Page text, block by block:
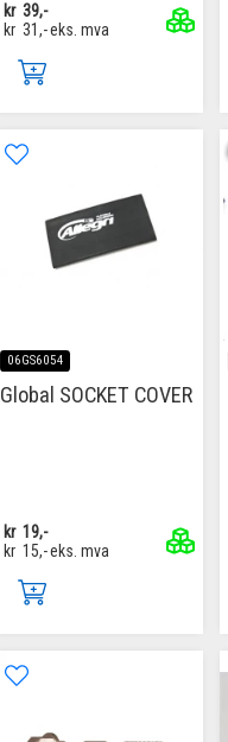
kr 39,-
kr 31,-eks. mva
06GS6054
Global SOCKET COVER
kr 19,-
kr 15,-eks. mva